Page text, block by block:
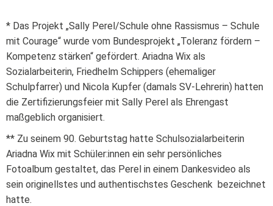
* Das Projekt „Sally Perel/Schule ohne Rassismus – Schule
mit Courage“ wurde vom Bundesprojekt „Toleranz fördern –
Kompetenz stärken“ gefördert. Ariadna Wix als
Sozialarbeiterin, Friedhelm Schippers (ehemaliger
Schulpfarrer) und Nicola Kupfer (damals SV-Lehrerin) hatten
die Zertifizierungsfeier mit Sally Perel als Ehrengast
maßgeblich organisiert.
** Zu seinem 90. Geburtstag hatte Schulsozialarbeiterin
Ariadna Wix mit Schüler:innen ein sehr persönliches
Fotoalbum gestaltet, das Perel in einem Dankesvideo als
sein originellstes und authentischstes Geschenk bezeichnet
hatte.